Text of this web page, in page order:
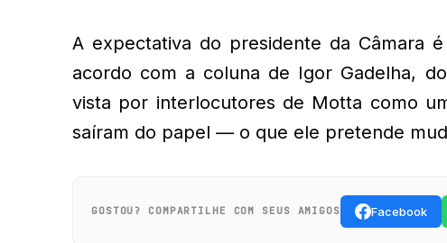
A expectativa do presidente da Câmara
acordo com a coluna de Igor Gadelha,
vista por interlocutores de Motta como
saíram do papel — o que ele pretende
GOSTOU? COMPARTILHE COM SEUS AMIGOS Facebook